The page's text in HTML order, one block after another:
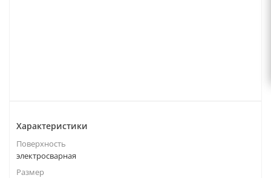
Характеристики
Поверхность
электросварная
Размер